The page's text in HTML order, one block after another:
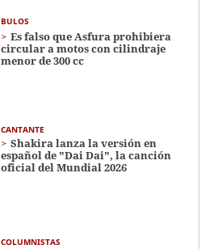
BULOS
Es falso que Asfura prohibiera
circular a motos con cilindraje
menor de 300 cc
CANTANTE
Shakira lanza la versión en
español de "Dai Dai", la canción
oficial del Mundial 2026
COLUMNISTAS